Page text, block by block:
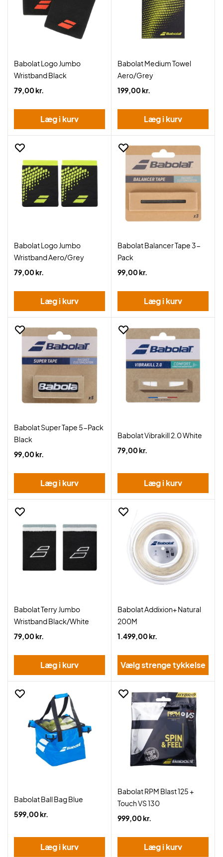
Babolat Logo Jumbo
Wristband Black
79,00 kr.
Læg i kurv
Babolat Medium Towel
Aero/Grey
199,00 kr.
Læg i kurv
Babolat Logo Jumbo
Wristband Aero/Grey
79,00 kr.
Læg i kurv
Babolat Balancer Tape 3-
Pack
99,00 kr.
Læg i kurv
Babolat Super Tape 5-Pack
Black
99,00 kr.
Læg i kurv
Babolat Vibrakill 2.0 White
79,00 kr.
Læg i kurv
Babolat Terry Jumbo
Wristband Black/White
79,00 kr.
Læg i kurv
Babolat Addixion+ Natural
200M
1.499,00 kr.
Vælg strenge tykkelse
Babolat Ball Bag Blue
599,00 kr.
Læg i kurv
Babolat RPM Blast 125 +
Touch VS 130
999,00 kr.
Læg i kurv